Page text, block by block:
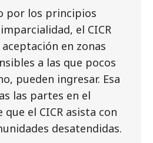
por los principios
el CICR
en zonas
a las que pocos
pueden ingresar. Esa
las partes en el
el CICR asista con
desatendidas.